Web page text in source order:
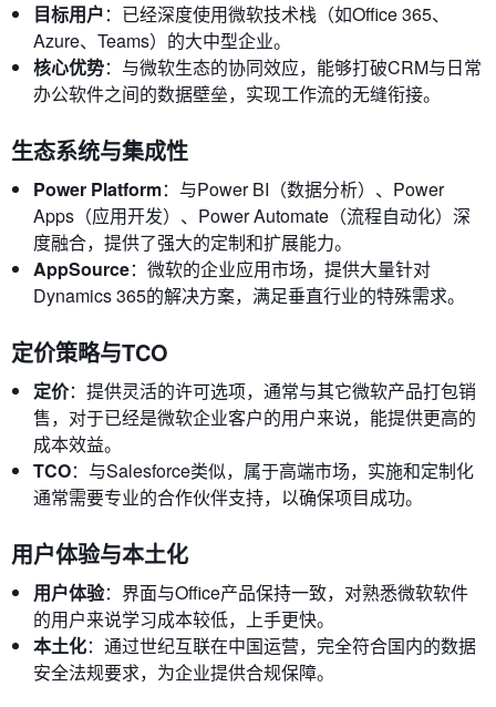
目标用户：已经深度使用微软技术栈（如Office 365、
Azure、Teams）的大中型企业。
核心优势：与微软生态的协同效应，能够打破CRM与日常
办公软件之间的数据壁垒，实现工作流的无缝衔接。
生态系统与集成性
Power Platform：与Power BI（数据分析）、Power
Apps（应用开发）、Power Automate（流程自动化）深
度融合，提供了强大的定制和扩展能力。
AppSource：微软的企业应用市场，提供大量针对
Dynamics 365的解决方案，满足垂直行业的特殊需求。
定价策略与TCO
定价：提供灵活的许可选项，通常与其它微软产品打包销
售，对于已经是微软企业客户的用户来说，能提供更高的
成本效益。
TCO：与Salesforce类似，属于高端市场，实施和定制化
通常需要专业的合作伙伴支持，以确保项目成功。
用户体验与本土化
用户体验：界面与Office产品保持一致，对熟悉微软软件
的用户来说学习成本较低，上手更快。
本土化：通过世纪互联在中国运营，完全符合国内的数据
安全法规要求，为企业提供合规保障。